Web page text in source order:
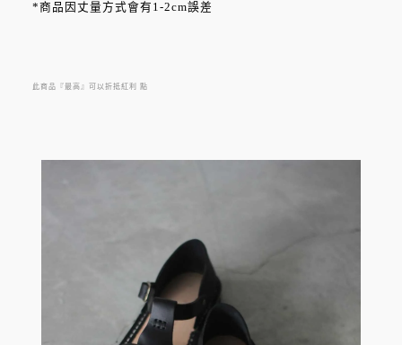
*商品因丈量方式會有1-2cm誤差
與時間的限制，併同著細緻的作工，呈現在如同藝品般的鞋
此商品『最高』可以折抵紅利 點